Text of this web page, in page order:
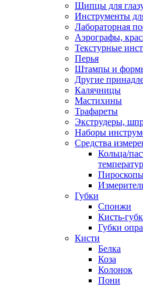
Щипцы для
Инструменты
Лабораторная
Аэрографы,
Текстурные
Перья
Штампы и
Другие
Калячницы
Мастихины
Трафареты
Экструдеры,
Наборы
Средства
Кольца/
Губки
Спонжи
Кисть-
Губки
Кисти
Белка
Коза
Колонок
Пони